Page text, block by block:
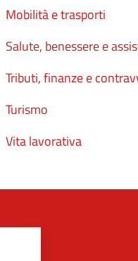
Mobilità e trasporti
Salute, benessere e
Tributi, finanze e
Turismo
Vita lavorativa